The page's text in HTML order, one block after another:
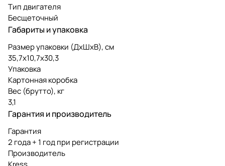
Тип двигателя
Бесщеточный
Габариты и упаковка
Размер упаковки (ДxШxВ), см
35,7x10,7x30,3
Упаковка
Картонная коробка
Вес (брутто), кг
3,1
Гарантия и производитель
Гарантия
2 года + 1 год при регистрации
Производитель